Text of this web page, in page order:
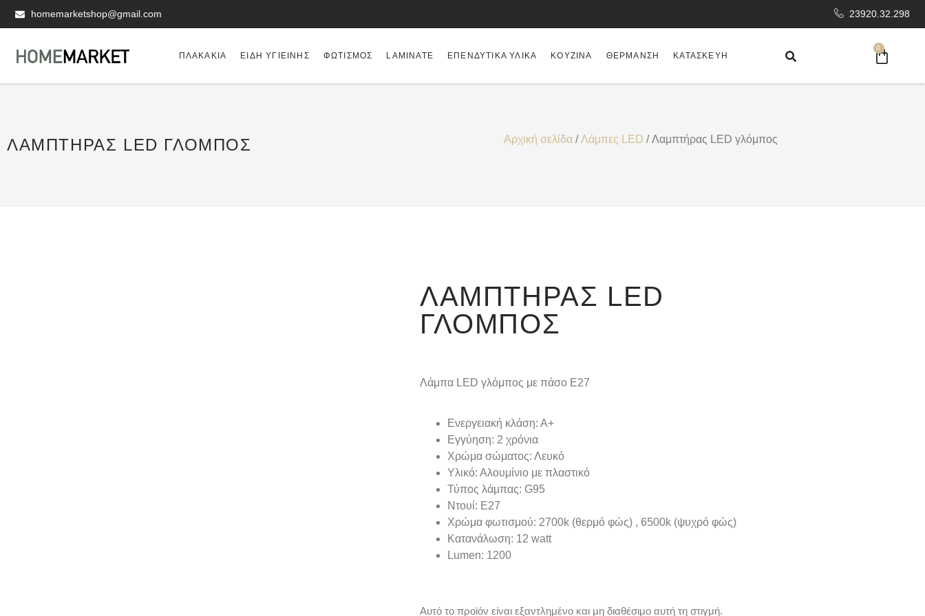
homemarketshop@gmail.com 23920.32.298
ΠΛΑΚΆΚΙΑ ΕΊΔΗ ΥΓΙΕΙΝΗΣ ΦΩΤΙΣΜΌΣ LAMINATE ΕΠΕΝΔΥΤΙΚΆ ΥΛΙΚΆ ΚΟΥΖΊΝΑ ΘΈΡΜΑΝΣΗ ΚΑΤΑΣΚΕΥΉ
0
ΛΑΜΠΤΉΡΑΣ LED ΓΛΌΜΠΟΣ Αρχική σελίδα /Λάμπες LED / Λαμπτήρας LED γλόμπος
ΛΑΜΠΤΉΡΑΣ LED
ΓΛΌΜΠΟΣ
Λάμπα LED γλόμπος με πάσο Ε27
Ενεργειακή κλάση: Α+
Εγγύηση: 2 χρόνια
Χρώμα σώματος: Λευκό
Υλικό: Αλουμίνιο με πλαστικό
Τύπος λάμπας: G95
Ντουί: Ε27
Χρώμα φωτισμού: 2700k (θερμό φώς) , 6500k (ψυχρό φώς)
Κατανάλωση: 12 watt
Lumen: 1200
Αυτό το προϊόν είναι εξαντλημένο και μη διαθέσιμο αυτή τη στιγμή.